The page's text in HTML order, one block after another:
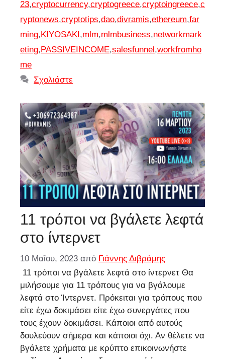
23,cryptocurrency,cryptogreece,cryptoingreece,c
ryptonews,cryptotips,dao,divramis,ethereum,far
ming, KIYOSAKI ,mlm,mlmbusiness,networkmark
eting, PASSIVEINCOME,salesfunnel ,workfromho
me
Σχολιάστε
11 τρόποι να βγάλετε λεφτά
στο ίντερνετ
10 Μαΐου, 2023 από Γιάννης Διβράμης
11 τρόποι να βγάλετε λεφτά στο ίντερνετ Θα
μιλήσουμε για 11 τρόπους για να βγάλουμε
λεφτά στο Ίντερνετ. Πρόκειται για τρόπους που
είτε έχω δοκιμάσει είτε έχω συνεργάτες που
τους έχουν δοκιμάσει. Κάποιοι από αυτούς
δουλεύουν σήμερα και κάποιοι όχι. Αν θέλετε να
βγάλετε χρήματα με κρύπτο επικοινωνήστε